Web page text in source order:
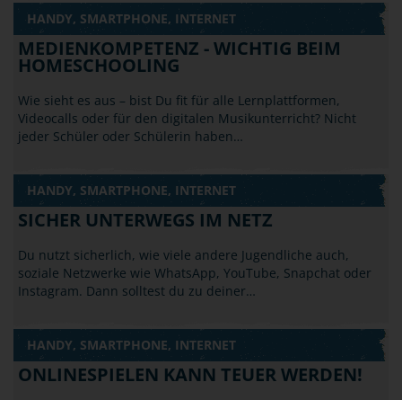
HANDY, SMARTPHONE, INTERNET
MEDIENKOMPETENZ - WICHTIG BEIM
HOMESCHOOLING
Wie sieht es aus – bist Du fit für alle Lernplattformen,
Videocalls oder für den digitalen Musikunterricht? Nicht
jeder Schüler oder Schülerin haben…
HANDY, SMARTPHONE, INTERNET
SICHER UNTERWEGS IM NETZ
Du nutzt sicherlich, wie viele andere Jugendliche auch,
soziale Netzwerke wie WhatsApp, YouTube, Snapchat oder
Instagram. Dann solltest du zu deiner…
HANDY, SMARTPHONE, INTERNET
ONLINESPIELEN KANN TEUER WERDEN!